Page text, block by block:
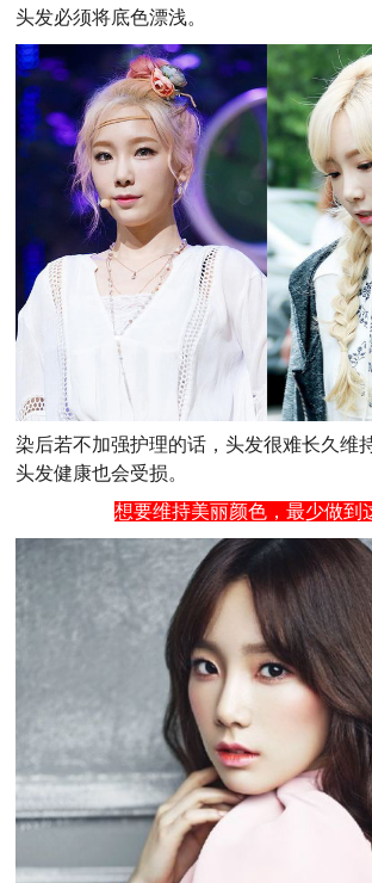
头发必须将底色漂浅。
染后若不加强护理的话，头发很难长久维
头发健康也会受损。
想要维持美丽颜色，最少做到